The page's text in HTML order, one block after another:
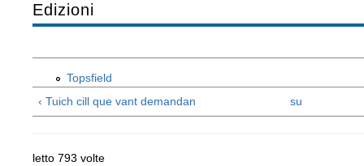
Edizioni
Topsfield
‹ Tuich cill que vant demandan
su
letto 793 volte